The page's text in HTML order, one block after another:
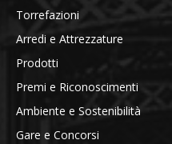
Torrefazioni
Arredi e Attrezzature
Prodotti
Premi e Riconoscimenti
Ambiente e Sostenibilità
Gare e Concorsi